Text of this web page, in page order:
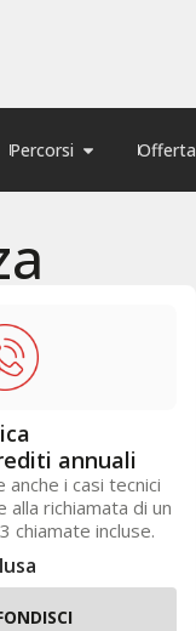
Percorsi Offerta
annuali
anche i casi tecnici
alla richiamata di un
chiamate incluse.